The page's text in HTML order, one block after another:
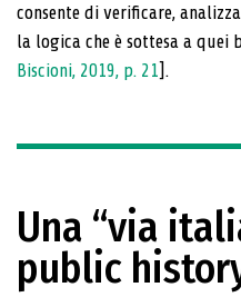
consente di verificare,
la logica che è sottesa a quei
Biscioni, 2019, p. 21].
Una “via
public